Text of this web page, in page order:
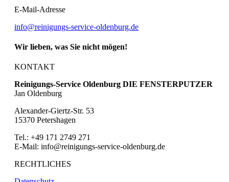
E-Mail-Adresse
info@reinigungs-service-oldenburg.de
Wir lieben, was Sie nicht mögen!
KONTAKT
Reinigungs-Service Oldenburg DIE FENSTERPUTZER
Jan Oldenburg
Alexander-Giertz-Str. 53
15370 Petershagen
Tel.: +49 171 2749 271
E-Mail: info@reinigungs-service-oldenburg.de
RECHTLICHES